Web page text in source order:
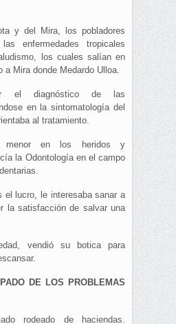
y del Mira, los pobladores
enfermedades tropicales
los cuales salían en
a Mira donde Medardo Ulloa.
el diagnóstico de las
en la sintomatología del
al tratamiento.
menor en los heridos y
la Odontología en el campo
el lucro, le interesaba sanar a
la satisfacción de salvar una
vendió su botica para
DE LOS PROBLEMAS
rodeado de haciendas.